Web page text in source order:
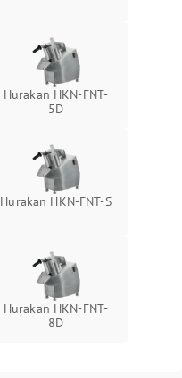
Hurakan HKN-FNT-
5D
Hurakan HKN-FNT-S
Hurakan HKN-FNT-
8D